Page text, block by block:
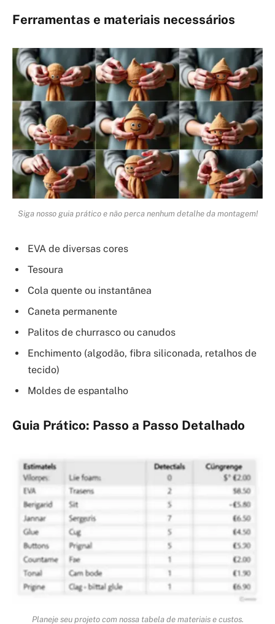
Ferramentas e materiais necessários
Siga nosso guia prático e não perca nenhum detalhe da montagem!
EVA de diversas cores
Tesoura
Cola quente ou instantânea
Caneta permanente
Palitos de churrasco ou canudos
Enchimento (algodão, fibra siliconada, retalhos de
tecido)
Moldes de espantalho
Guia Prático: Passo a Passo Detalhado
Planeje seu projeto com nossa tabela de materiais e custos.